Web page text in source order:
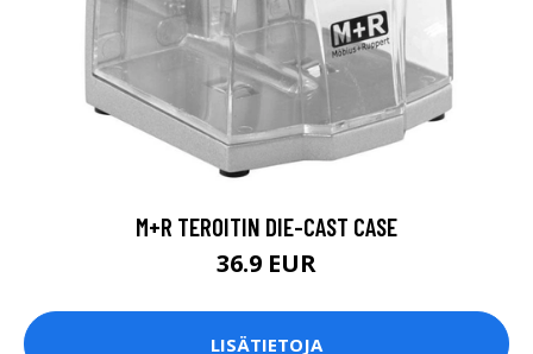
M+R TEROITIN DIE-CAST CASE
36.9 EUR
LISÄTIETOJA